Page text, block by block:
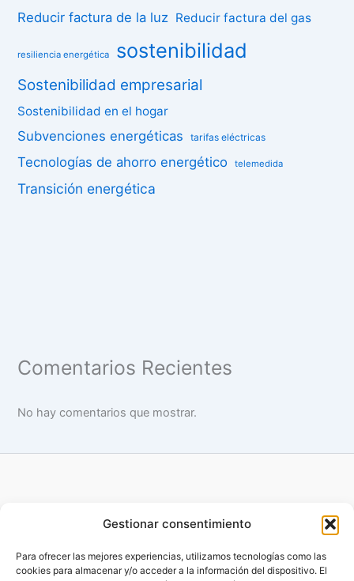
Gestionar consentimiento
Para ofrecer las mejores experiencias, utilizamos tecnologías como las
cookies para almacenar y/o acceder a la información del dispositivo. El
Reducir factura de la luz Reducir factura del gas
resiliencia energética sostenibilidad
Sostenibilidad empresarial
Sostenibilidad en el hogar
Subvenciones energéticas tarifas eléctricas
Tecnologías de ahorro energético telemedida
Transición energética
Comentarios Recientes
No hay comentarios que mostrar.
Copyright © 2014 - 2026 Benefitsfactory |Desarrollado por